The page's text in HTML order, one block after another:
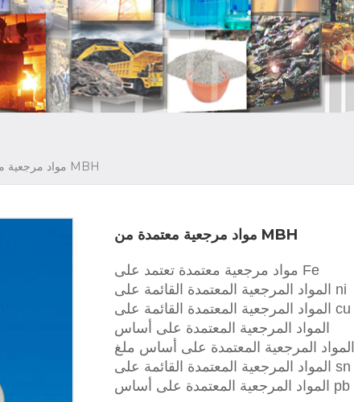
مواد مرجعية معتمدة من MBH
مواد مرجعية معتمدة من MBH
مواد مرجعية معتمدة تعتمد على Fe
المواد المرجعية المعتمدة القائمة على ni
المواد المرجعية المعتمدة القائمة على cu
المواد المرجعية المعتمدة على أساس
المواد المرجعية المعتمدة على أساس ملغ
المواد المرجعية المعتمدة القائمة على sn
المواد المرجعية المعتمدة على أساس pb